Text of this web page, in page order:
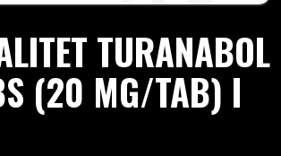
TURANABOL
(20 MG/TAB) I